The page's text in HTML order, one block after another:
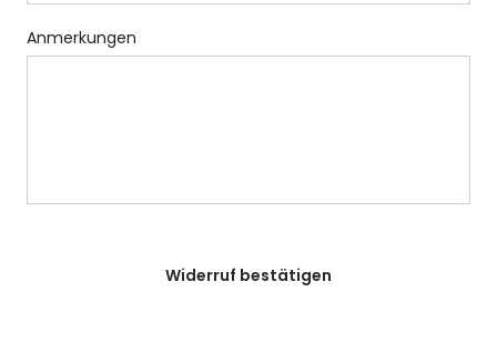
Anmerkungen
Widerruf bestätigen